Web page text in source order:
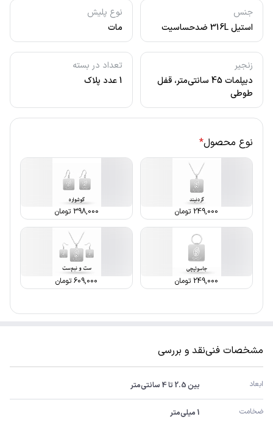
جنس
استیل 316L ضدحساسیت
نوع پلیش
مات
زنجیر
دیپلمات 45 سانتی‌متر، قفل
طوطی
تعداد در بسته
1 عدد پلاک
نوع محصول*
249,000 تومان 398,000 تومان
249,000 تومان 609,000تومان
مشخصات فنینقد و بررسی
ابعاد بین 2.5 تا 4 سانتی‌متر
ضخامت 1 میلی‌متر